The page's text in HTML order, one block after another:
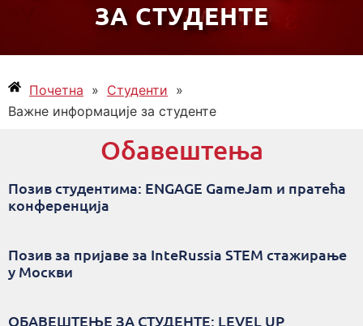
ЗА СТУДЕНТЕ
Почетна » Студенти »
Важне информације за студенте
Обавештења
Позив студентима: ENGAGE GameJam и пратећа
конференција
Позив за пријаве за InteRussia STEM стажирање
у Москви
ОБАВЕШТЕЊЕ ЗА СТУДЕНТЕ: LEVEL UP